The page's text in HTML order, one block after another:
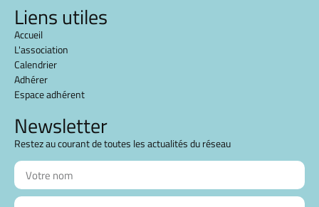
Liens utiles
Accueil
L'association
Calendrier
Adhérer
Espace adhérent
Newsletter
Restez au courant de toutes les actualités du réseau